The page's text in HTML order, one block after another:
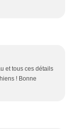
et tous ces détails
! Bonne